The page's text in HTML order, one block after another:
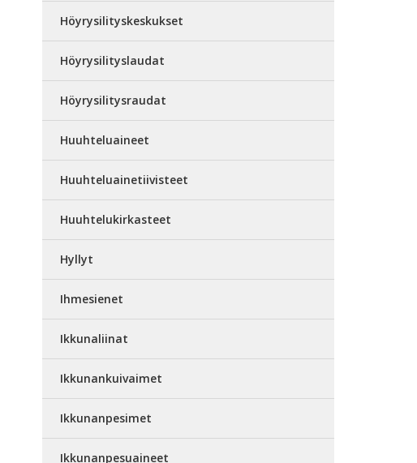
Höyrysilityskeskukset
Höyrysilityslaudat
Höyrysilitysraudat
Huuhteluaineet
Huuhteluainetiivisteet
Huuhtelukirkasteet
Hyllyt
Ihmesienet
Ikkunaliinat
Ikkunankuivaimet
Ikkunanpesimet
Ikkunanpesuaineet